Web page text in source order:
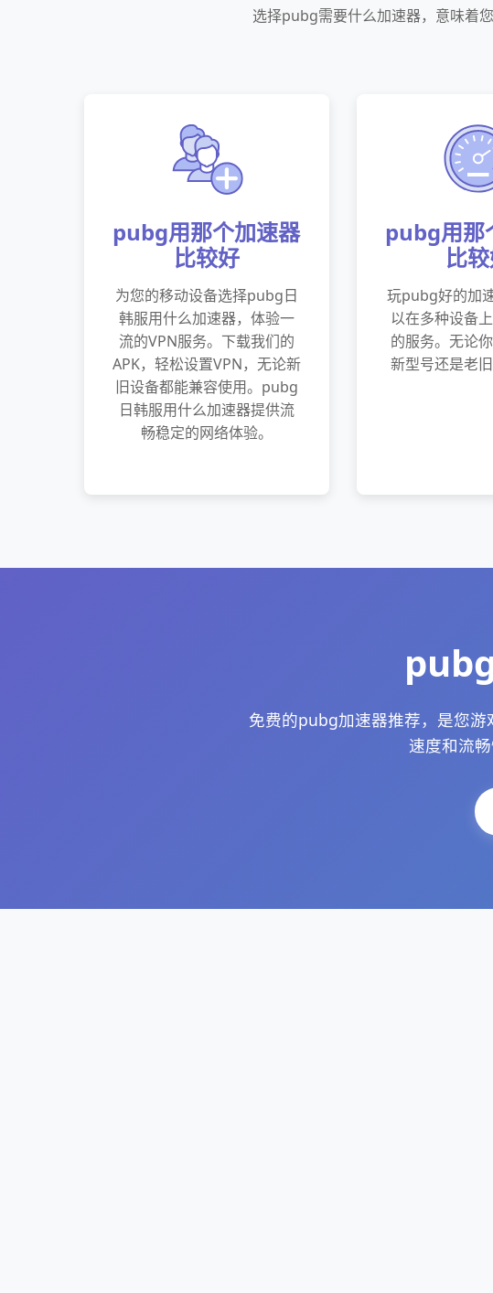
选择pubg需要什么加速器，意味着
pubg用那个加速器
比较好
为您的移动设备选择pubg日
韩服用什么加速器，体验一
流的VPN服务。下载我们的
APK，轻松设置VPN，无论新
旧设备都能兼容使用。pubg
日韩服用什么加速器提供流
畅稳定的网络体验。
pubg用那
比
玩pubg好的加
以在多种设备
的服务。无论
新型号还是老
免费的pubg加速器推荐，是您
速度和流